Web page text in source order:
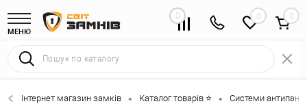
МЕНЮ
0 0
Інтернет магазин замків • Каталог товарів ⭐ • Системи